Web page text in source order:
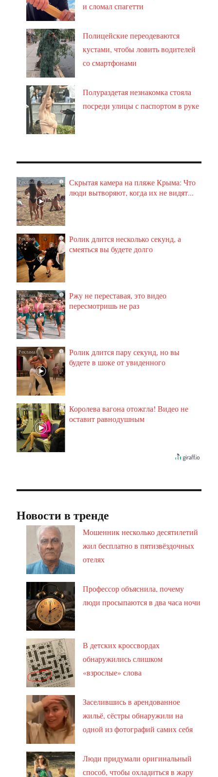
и сломал спагетти
Полицейские переодеваются
кустами, чтобы ловить водителей
со смартфонами
Полураздетая незнакомка стояла
посреди улицы с паспортом в руке
i
Скрытая камера на пляже Крыма: Что
люди вытворяют, когда их не видят...
i
Ролик длится несколько секунд, а
смеяться вы будете долго
i
Ржу не переставая, это видео
пересмотришь не раз
i
Ролик длится пару секунд, но вы
будете в шоке от увиденного
i
Королева вагона отожгла! Видео не
оставит равнодушным
Новости в тренде
Мошенник несколько десятилетий
жил бесплатно в пятизвёздочных
отелях
Профессор объяснила, почему
люди просыпаются в два часа ночи
В детских кроссвордах
обнаружились слишком
«взрослые» слова
Заселившись в арендованное
жильё, сёстры обнаружили на
одной из фотографий самих себя
Люди придумали оригинальный
способ, чтобы охладиться в жару